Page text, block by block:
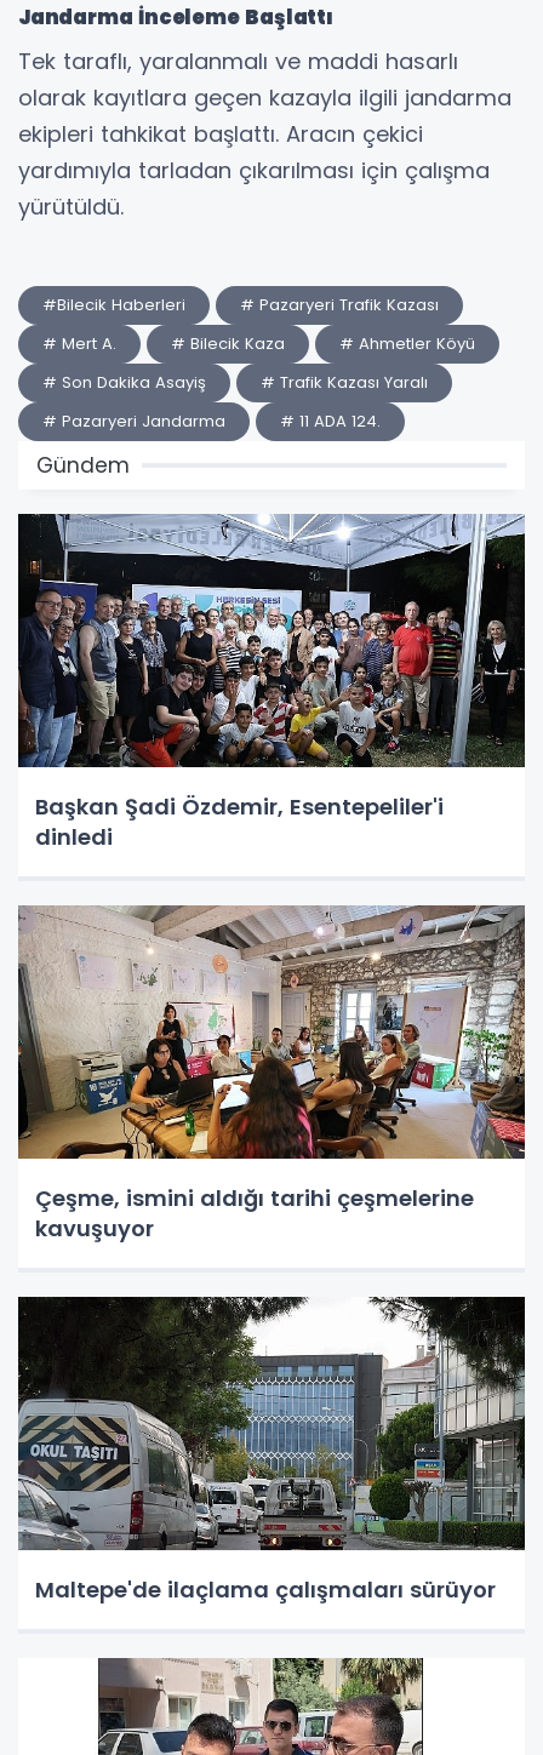
Jandarma İnceleme Başlattı
Tek taraflı, yaralanmalı ve maddi hasarlı
olarak kayıtlara geçen kazayla ilgili jandarma
ekipleri tahkikat başlattı. Aracın çekici
yardımıyla tarladan çıkarılması için çalışma
yürütüldü.
#Bilecik Haberleri
# Pazaryeri Trafik Kazası
# Mert A.
# Bilecik Kaza
# Ahmetler Köyü
# Son Dakika Asayiş
# Trafik Kazası Yaralı
# Pazaryeri Jandarma
# 11 ADA 124.
Gündem
Başkan Şadi Özdemir, Esentepeliler'i
dinledi
Çeşme, ismini aldığı tarihi çeşmelerine
kavuşuyor
Maltepe'de ilaçlama çalışmaları sürüyor